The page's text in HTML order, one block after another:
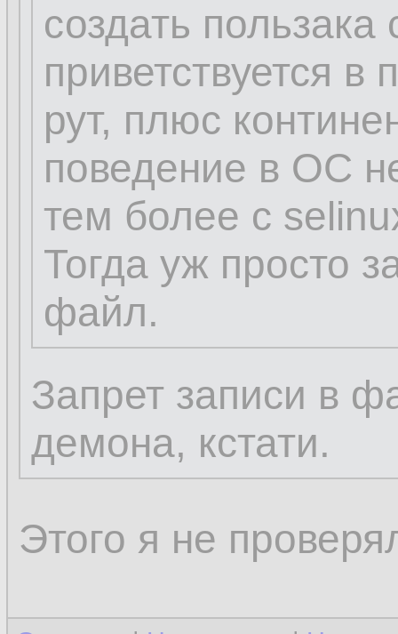
eNose 16.09.2022,
...
нет, петя,
у бази, кроме
других похожих,
конфиги от рута
теперь, ты,
Прочитай что я
создать
приветствуется в
рут, плюс
поведение в ОС
тем более с
Тогда уж просто
файл.
Запрет записи в
демона, кстати.
Этого я не